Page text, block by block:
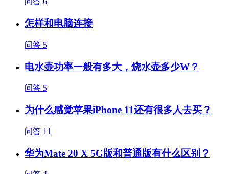
怎样和电脑连接
问答 5
电水壶功率一般有多大，烧水壶多少W？
问答 5
为什么感觉苹果iPhone 11还有很多人去买？
问答 11
华为Mate 20 X 5G版和普通版有什么区别？